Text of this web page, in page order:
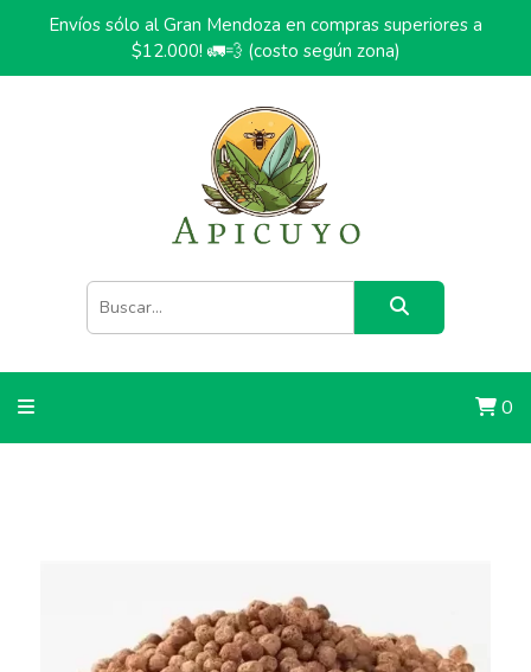
Envíos sólo al Gran Mendoza en compras superiores a
$12.000! 🚛💨 (costo según zona)
0